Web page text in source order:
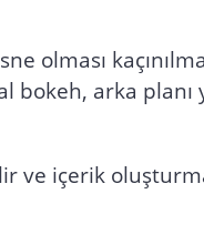
olması
bokeh, arka
ve içerik